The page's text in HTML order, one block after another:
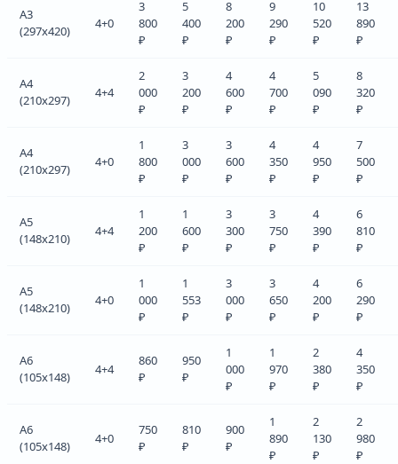
A3
(297x420)
4+0
3
800
₽
5
400
₽
8
200
₽
9
290
₽
10
520
₽
13
890
₽
A4
(210x297)
4+4
2
000
₽
3
200
₽
4
600
₽
4
700
₽
5
090
₽
8
320
₽
A4
(210x297)
4+0
1
800
₽
3
000
₽
3
600
₽
4
350
₽
4
950
₽
7
500
₽
A5
(148x210)
4+4
1
200
₽
1
600
₽
3
300
₽
3
750
₽
4
390
₽
6
810
₽
A5
(148x210)
4+0
1
000
₽
1
553
₽
3
000
₽
3
650
₽
4
200
₽
6
290
₽
A6
(105x148)
4+4
860
₽
950
₽
1
000
₽
1
970
₽
2
380
₽
4
350
₽
A6
(105x148)
4+0
750
₽
810
₽
900
₽
1
890
₽
2
130
₽
2
980
₽